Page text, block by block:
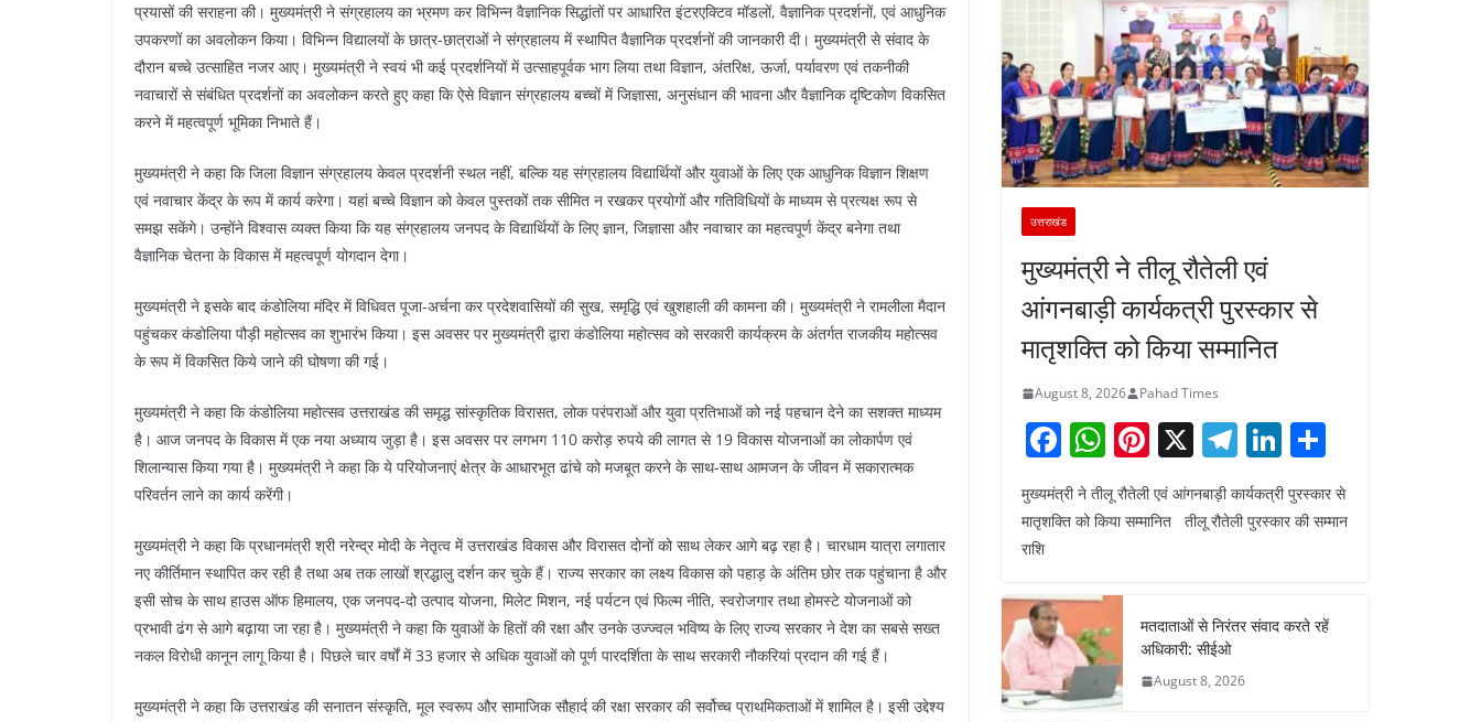
प्रयासों की सराहना की। मुख्यमंत्री ने संग्रहालय का भ्रमण कर विभिन्न वैज्ञानिक सिद्धांतों पर आधारित इंटरएक्टिव मॉडलों, वैज्ञानिक प्रदर्शनों, एवं आधुनिक
उपकरणों का अवलोकन किया। विभिन्न विद्यालयों के छात्र-छात्राओं ने संग्रहालय में स्थापित वैज्ञानिक प्रदर्शनों की जानकारी दी। मुख्यमंत्री से संवाद के
दौरान बच्चे उत्साहित नजर आए। मुख्यमंत्री ने स्वयं भी कई प्रदर्शनियों में उत्साहपूर्वक भाग लिया तथा विज्ञान, अंतरिक्ष, ऊर्जा, पर्यावरण एवं तकनीकी
नवाचारों से संबंधित प्रदर्शनों का अवलोकन करते हुए कहा कि ऐसे विज्ञान संग्रहालय बच्चों में जिज्ञासा, अनुसंधान की भावना और वैज्ञानिक दृष्टिकोण विकसित
करने में महत्वपूर्ण भूमिका निभाते हैं।
मुख्यमंत्री ने कहा कि जिला विज्ञान संग्रहालय केवल प्रदर्शनी स्थल नहीं, बल्कि यह संग्रहालय विद्यार्थियों और युवाओं के लिए एक आधुनिक विज्ञान शिक्षण
एवं नवाचार केंद्र के रूप में कार्य करेगा। यहां बच्चे विज्ञान को केवल पुस्तकों तक सीमित न रखकर प्रयोगों और गतिविधियों के माध्यम से प्रत्यक्ष रूप से
समझ सकेंगे। उन्होंने विश्वास व्यक्त किया कि यह संग्रहालय जनपद के विद्यार्थियों के लिए ज्ञान, जिज्ञासा और नवाचार का महत्वपूर्ण केंद्र बनेगा तथा
वैज्ञानिक चेतना के विकास में महत्वपूर्ण योगदान देगा।
मुख्यमंत्री ने इसके बाद कंडोलिया मंदिर में विधिवत पूजा-अर्चना कर प्रदेशवासियों की सुख, समृद्धि एवं खुशहाली की कामना की। मुख्यमंत्री ने रामलीला मैदान
पहुंचकर कंडोलिया पौड़ी महोत्सव का शुभारंभ किया। इस अवसर पर मुख्यमंत्री द्वारा कंडोलिया महोत्सव को सरकारी कार्यक्रम के अंतर्गत राजकीय महोत्सव
के रूप में विकसित किये जाने की घोषणा की गई।
मुख्यमंत्री ने कहा कि कंडोलिया महोत्सव उत्तराखंड की समृद्ध सांस्कृतिक विरासत, लोक परंपराओं और युवा प्रतिभाओं को नई पहचान देने का सशक्त माध्यम
है। आज जनपद के विकास में एक नया अध्याय जुड़ा है। इस अवसर पर लगभग 110 करोड़ रुपये की लागत से 19 विकास योजनाओं का लोकार्पण एवं
शिलान्यास किया गया है। मुख्यमंत्री ने कहा कि ये परियोजनाएं क्षेत्र के आधारभूत ढांचे को मजबूत करने के साथ-साथ आमजन के जीवन में सकारात्मक
परिवर्तन लाने का कार्य करेंगी।
मुख्यमंत्री ने कहा कि प्रधानमंत्री श्री नरेन्द्र मोदी के नेतृत्व में उत्तराखंड विकास और विरासत दोनों को साथ लेकर आगे बढ़ रहा है। चारधाम यात्रा लगातार
नए कीर्तिमान स्थापित कर रही है तथा अब तक लाखों श्रद्धालु दर्शन कर चुके हैं। राज्य सरकार का लक्ष्य विकास को पहाड़ के अंतिम छोर तक पहुंचाना है और
इसी सोच के साथ हाउस ऑफ हिमालय, एक जनपद-दो उत्पाद योजना, मिलेट मिशन, नई पर्यटन एवं फिल्म नीति, स्वरोजगार तथा होमस्टे योजनाओं को
प्रभावी ढंग से आगे बढ़ाया जा रहा है। मुख्यमंत्री ने कहा कि युवाओं के हितों की रक्षा और उनके उज्ज्वल भविष्य के लिए राज्य सरकार ने देश का सबसे सख्त
नकल विरोधी कानून लागू किया है। पिछले चार वर्षों में 33 हजार से अधिक युवाओं को पूर्ण पारदर्शिता के साथ सरकारी नौकरियां प्रदान की गई हैं।
मुख्यमंत्री ने कहा कि उत्तराखंड की सनातन संस्कृति, मूल स्वरूप और सामाजिक सौहार्द की रक्षा सरकार की सर्वोच्च प्राथमिकताओं में शामिल है। इसी उद्देश्य
उत्तराखंड
मुख्यमंत्री ने तीलू रौतेली एवं
आंगनबाड़ी कार्यकत्री पुरस्कार से
मातृशक्ति को किया सम्मानित
August 8, 2026 Pahad Times
F
a
c
o
o
k
W
h
at
p
p
Pi
nt
er
X T
el
e
gr
m
Li
n
k
n
h
ar
मुख्यमंत्री ने तीलू रौतेली एवं आंगनबाड़ी कार्यकत्री पुरस्कार से
मातृशक्ति को किया सम्मानित तीलू रौतेली पुरस्कार की सम्मान
राशि
मतदाताओं से निरंतर संवाद करते रहें
अधिकारी: सीईओ
August 8, 2026